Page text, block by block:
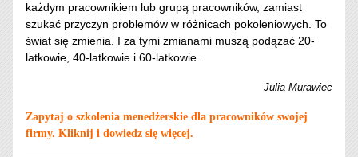
każdym pracownikiem lub grupą pracowników, zamiast
szukać przyczyn problemów w różnicach pokoleniowych. To
świat się zmienia. I za tymi zmianami muszą podążać 20-
latkowie, 40-latkowie i 60-latkowie.
Julia Murawiec
Zapytaj o szkolenia menedżerskie dla pracowników swojej
firmy. Kliknij i dowiedz się więcej.